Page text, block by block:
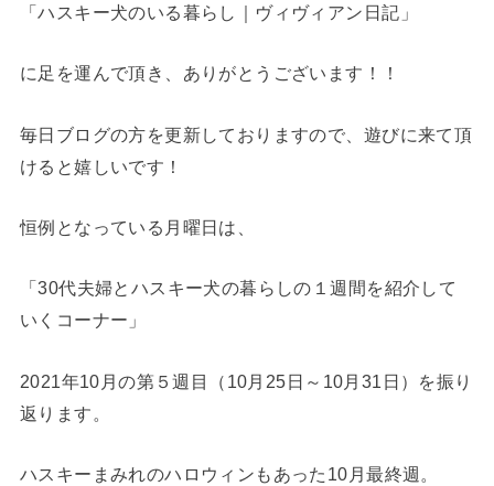
「ハスキー犬のいる暮らし｜ヴィヴィアン日記」
に足を運んで頂き、ありがとうございます！！
毎日ブログの方を更新しておりますので、遊びに来て頂
けると嬉しいです！
恒例となっている月曜日は、
「30代夫婦とハスキー犬の暮らしの１週間を紹介して
いくコーナー」
2021年10月の第５週目（10月25日～10月31日）を振り
返ります。
ハスキーまみれのハロウィンもあった10月最終週。